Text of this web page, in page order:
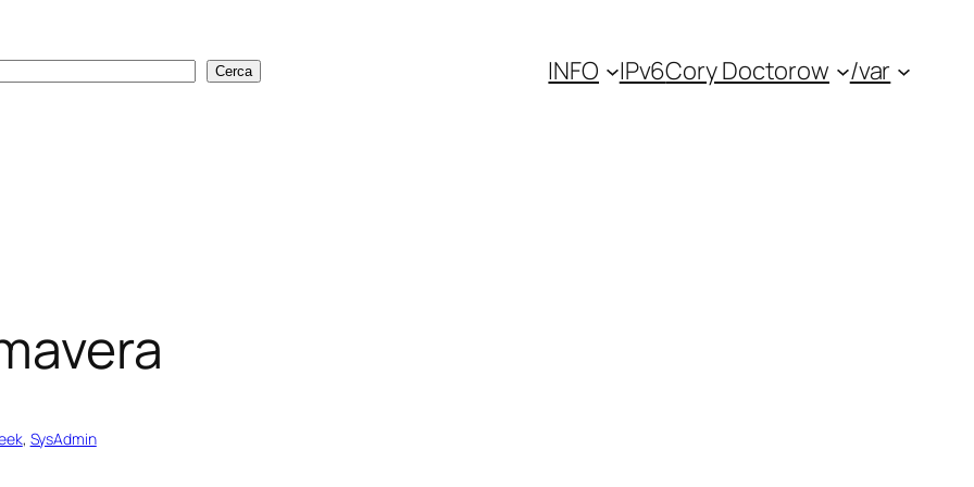
Cerca INFO IPv6Cory Doctorow /var
, SysAdmin